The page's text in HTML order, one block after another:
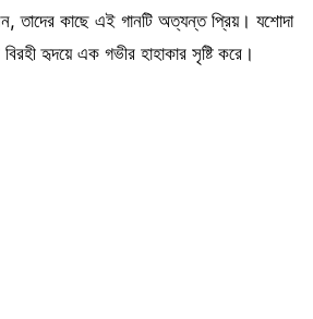
তাদের কাছে এই গানটি অত্যন্ত প্রিয়। যশোদা
হৃদয়ে এক গভীর হাহাকার সৃষ্টি করে।